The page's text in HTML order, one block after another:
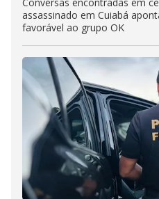
assassinado em Cuiabá
favorável ao grupo OK